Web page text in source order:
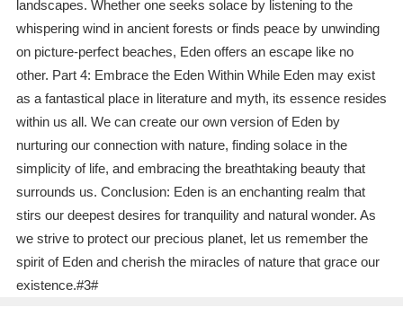
landscapes. Whether one seeks solace by listening to the
whispering wind in ancient forests or finds peace by unwinding
on picture-perfect beaches, Eden offers an escape like no
other. Part 4: Embrace the Eden Within While Eden may exist
as a fantastical place in literature and myth, its essence resides
within us all. We can create our own version of Eden by
nurturing our connection with nature, finding solace in the
simplicity of life, and embracing the breathtaking beauty that
surrounds us. Conclusion: Eden is an enchanting realm that
stirs our deepest desires for tranquility and natural wonder. As
we strive to protect our precious planet, let us remember the
spirit of Eden and cherish the miracles of nature that grace our
existence.#3#